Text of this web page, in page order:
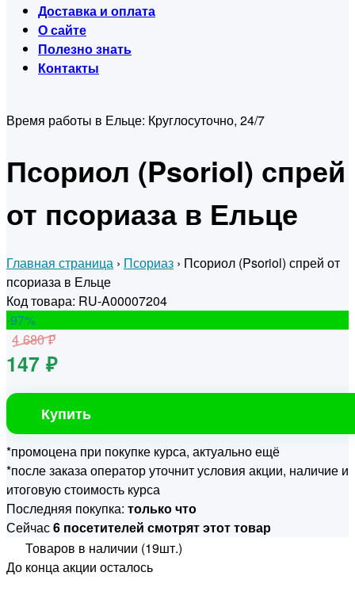
Доставка и оплата
О сайте
Полезно знать
Контакты
Время работы в Ельце: Круглосуточно, 24/7
Псориол (Psoriol) спрей
от псориаза в Ельце
Главная страница › Псориаз › Псориол (Psoriol) спрей от
псориаза в Ельце
Код товара: RU-A00007204
-97%
4 680 ₽
147 ₽
Купить
*промоцена при покупке курса, актуально ещё
*после заказа оператор уточнит условия акции, наличие и
итоговую стоимость курса
Последняя покупка: только что
Сейчас6 посетителей смотрят этот товар
Товаров в наличии (19шт.)
До конца акции осталось